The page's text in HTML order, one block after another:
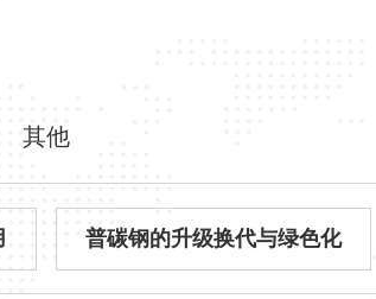
其他
普碳钢的升级换代与绿色化